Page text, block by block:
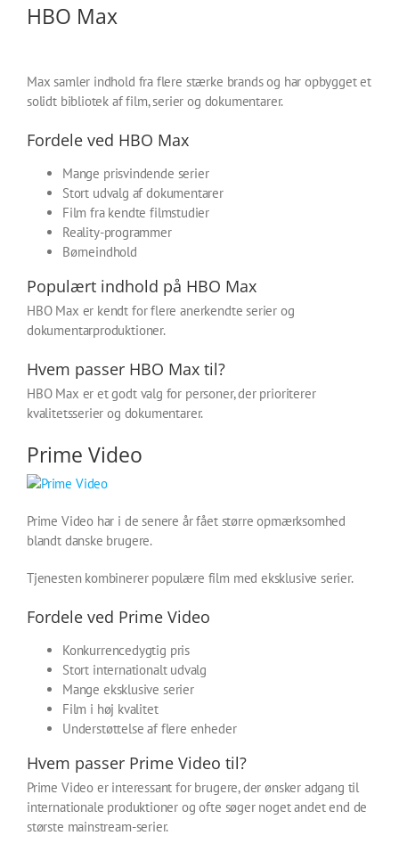
HBO Max
Max samler indhold fra flere stærke brands og har opbygget et
solidt bibliotek af film, serier og dokumentarer.
Fordele ved HBO Max
Mange prisvindende serier
Stort udvalg af dokumentarer
Film fra kendte filmstudier
Reality-programmer
Børneindhold
Populært indhold på HBO Max
HBO Max er kendt for flere anerkendte serier og
dokumentarproduktioner.
Hvem passer HBO Max til?
HBO Max er et godt valg for personer, der prioriterer
kvalitetsserier og dokumentarer.
Prime Video
Prime Video har i de senere år fået større opmærksomhed
blandt danske brugere.
Tjenesten kombinerer populære film med eksklusive serier.
Fordele ved Prime Video
Konkurrencedygtig pris
Stort internationalt udvalg
Mange eksklusive serier
Film i høj kvalitet
Understøttelse af flere enheder
Hvem passer Prime Video til?
Prime Video er interessant for brugere, der ønsker adgang til
internationale produktioner og ofte søger noget andet end de
største mainstream-serier.